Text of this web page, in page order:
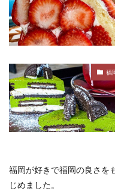
福
福岡が好きで福岡の良さを
じめました。